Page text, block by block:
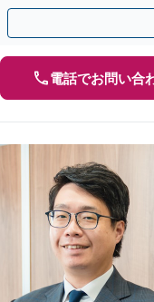
応】
電話でお問い合